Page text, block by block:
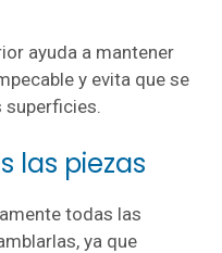
ayuda a mantener
y evita que se
superficies.
las piezas
todas las
ya que